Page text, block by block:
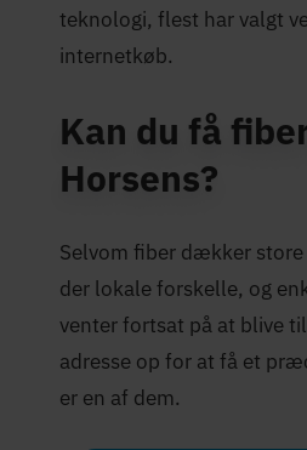
teknologi, flest har valgt
internetkøb.
Kan du få
Horsens?
Selvom fiber dækker
der lokale forskelle, og
venter fortsat på at blive
adresse op for at få et
er en af dem.